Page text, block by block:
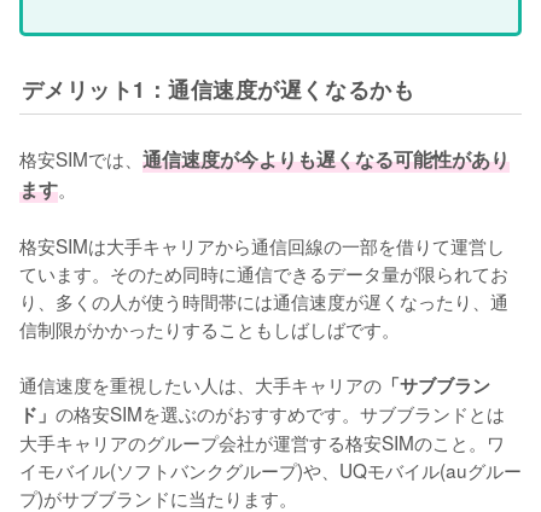
デメリット1：通信速度が遅くなるかも
格安SIMでは、 通信速度が今よりも遅くなる可能性があり
ます。
格安SIMは大手キャリアから通信回線の一部を借りて運営し
ています。そのため同時に通信できるデータ量が限られてお
り、多くの人が使う時間帯には通信速度が遅くなったり、通
信制限がかかったりすることもしばしばです。
通信速度を重視したい人は、大手キャリアの 「サブブラン
ド」 の格安SIMを選ぶのがおすすめです。サブブランドとは
大手キャリアのグループ会社が運営する格安SIMのこと。ワ
イモバイル(ソフトバンクグループ)や、UQモバイル(auグルー
プ)がサブブランドに当たります。